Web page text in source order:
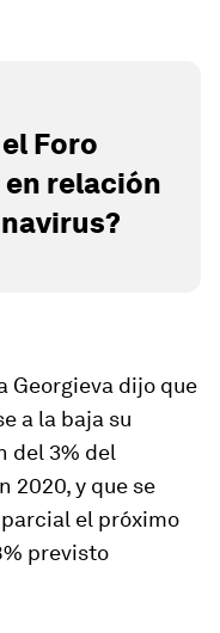
Foro
relación
Georgieva dijo que
a la baja su
del 3% del
2020, y que se
el próximo
previsto